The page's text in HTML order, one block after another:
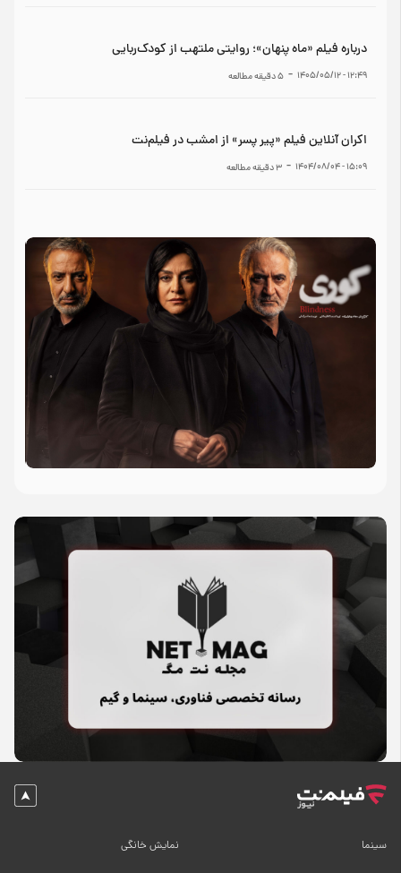
درباره فیلم «ماه پنهان»؛ روایتی ملتهب از کودک‌ربایی
۱۲:۴۹ - ۱۴۰۵/۰۵/۱۲ -
5دقیقه مطالعه
اکران آنلاین فیلم «پیر پسر» از امشب در فیلم‌نت
۱۵:۰۹ - ۱۴۰۴/۰۸/۰۴ -
3دقیقه مطالعه
سینما نمایش خانگی